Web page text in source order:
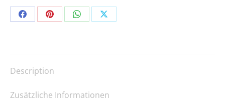
Share
Facebook
Share
Pinterest
Share
WhatsApp
Share
X
Description
Zusätzliche Informationen